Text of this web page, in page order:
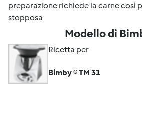
preparazione richiede la carne così
stopposa
Modello di
Ricetta per
Bimby ® TM 31